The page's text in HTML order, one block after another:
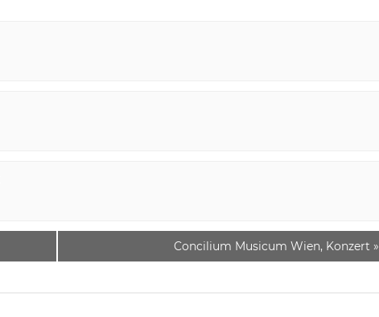
Concilium Musicum Wien, Konzert »